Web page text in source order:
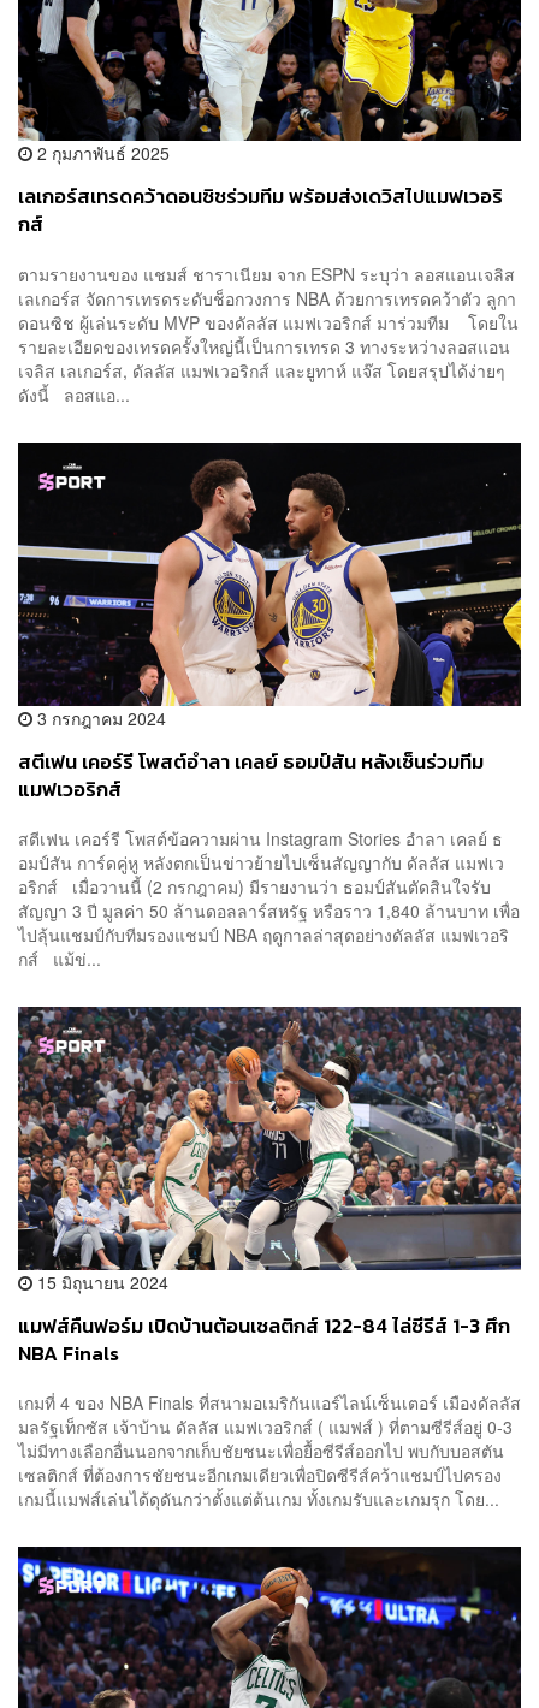
2 กุมภาพันธ์ 2025
เลเกอร์สเทรดคว้าดอนซิชร่วมทีม พร้อมส่งเดวิสไปแมฟเวอริ
กส์
ตามรายงานของ แชมส์ ชาราเนียม จาก ESPN ระบุว่า ลอสแอนเจลิส
เลเกอร์ส จัดการเทรดระดับช็อกวงการ NBA ด้วยการเทรดคว้าตัว ลูกา
ดอนซิช ผู้เล่นระดับ MVP ของดัลลัส แมฟเวอริกส์ มาร่วมทีม โดยใน
รายละเอียดของเทรดครั้งใหญ่นี้เป็นการเทรด 3 ทางระหว่างลอสแอน
เจลิส เลเกอร์ส, ดัลลัส แมฟเวอริกส์ และยูทาห์ แจ๊ส โดยสรุปได้ง่ายๆ
ดังนี้ ลอสแอ...
3 กรกฎาคม 2024
สตีเฟน เคอร์รี โพสต์อำลา เคลย์ ธอมป์สัน หลังเซ็นร่วมทีม
แมฟเวอริกส์
สตีเฟน เคอร์รี โพสต์ข้อความผ่าน Instagram Stories อำลา เคลย์ ธ
อมป์สัน การ์ดคู่หู หลังตกเป็นข่าวย้ายไปเซ็นสัญญากับ ดัลลัส แมฟเว
อริกส์ เมื่อวานนี้ (2 กรกฎาคม) มีรายงานว่า ธอมป์สันตัดสินใจรับ
สัญญา 3 ปี มูลค่า 50 ล้านดอลลาร์สหรัฐ หรือราว 1,840 ล้านบาท เพื่อ
ไปลุ้นแชมป์กับทีมรองแชมป์ NBA ฤดูกาลล่าสุดอย่างดัลลัส แมฟเวอริ
กส์ แม้ข่...
15 มิถุนายน 2024
แมฟส์คืนฟอร์ม เปิดบ้านต้อนเซลติกส์ 122-84 ไล่ซีรีส์ 1-3 ศึก
NBA Finals
เกมที่ 4 ของ NBA Finals ที่สนามอเมริกันแอร์ไลน์เซ็นเตอร์ เมืองดัลลัส
มลรัฐเท็กซัส เจ้าบ้าน ดัลลัส แมฟเวอริกส์ ( แมฟส์ ) ที่ตามซีรีส์อยู่ 0-3
ไม่มีทางเลือกอื่นนอกจากเก็บชัยชนะเพื่อยื้อซีรีส์ออกไป พบกับบอสตัน
เซลติกส์ ที่ต้องการชัยชนะอีกเกมเดียวเพื่อปิดซีรีส์คว้าแชมป์ไปครอง
เกมนี้แมฟส์เล่นได้ดุดันกว่าตั้งแต่ต้นเกม ทั้งเกมรับและเกมรุก โดย...